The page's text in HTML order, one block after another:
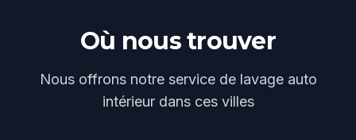
Où nous trouver
Nous offrons notre service de lavage auto
intérieurdans ces villes